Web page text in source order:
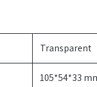
Transparent
105*54*33